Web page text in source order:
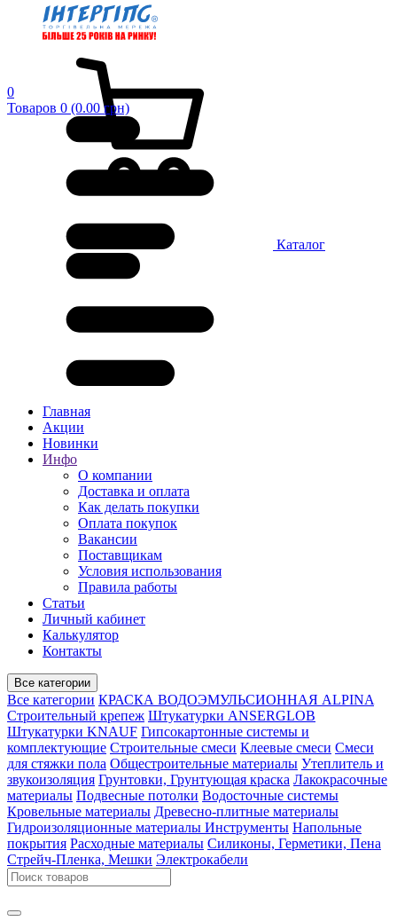
0
Товаров 0 (0.00 грн)
Каталог
Главная
Акции
Новинки
Инфо
О компании
Доставка и оплата
Как делать покупки
Оплата покупок
Вакансии
Поставщикам
Условия использования
Правила работы
Статьи
Личный кабинет
Калькулятор
Контакты
Все категории
Все категории КРАСКА ВОДОЭМУЛЬСИОННАЯ ALPINA
Строительный крепеж Штукатурки ANSERGLOB
Штукатурки KNAUF Гипсокартонные системы и
комплектующие Строительные смеси Клеевые смеси Смеси
для стяжки пола Общестроительные материалы Утеплитель и
звукоизоляция Грунтовки, Грунтующая краска Лакокрасочные
материалы Подвесные потолки Водосточные системы
Кровельные материалы Древесно-плитные материалы
Гидроизоляционные материалы Инструменты Напольные
покрытия Расходные материалы Силиконы, Герметики, Пена
Стрейч-Пленка, Мешки Электрокабели